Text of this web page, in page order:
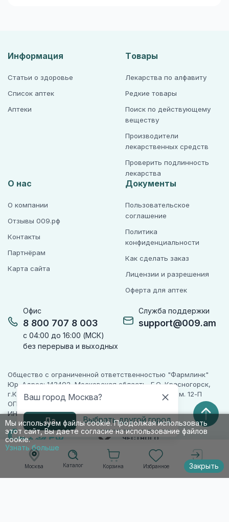
Москва
Ваш город Москва?
Да Выбрать другой город
Каталог Корзина Избранное Войти
Мы используем файлы cookie. Продолжая использовать
этот сайт, Вы даете согласие на использование файлов
cookie.
Узнать больше
Закрыть
Офис
8 800 707 8 003
с 04:00 до 16:00 (МСК)
без перерыва и выходных
Служба поддержки
support@009.am
Информация
Статьи о здоровье
Список аптек
Аптеки
Товары
Лекарства по алфавиту
Редкие товары
Поиск по действующему
веществу
Производители
лекарственных средств
Проверить подлинность
лекарства
О нас
О компании
Отзывы 009.рф
Контакты
Партнёрам
Карта сайта
Документы
Пользовательское
соглашение
Политика
конфиденциальности
Как сделать заказ
Лицензии и разрешения
Оферта для аптек
Общество с ограниченной ответственностью "Фармлинк"
Юр. Адрес: 143402, Московская область, Г.О. Красногорск,
г.Красногорск, ул. Жуковского, д. 17, помещ. III, ком. 12-П
ОГРН 1225000071955
ИНН 5024223277
ПАРТНЕР
ЧЕСТНОГО